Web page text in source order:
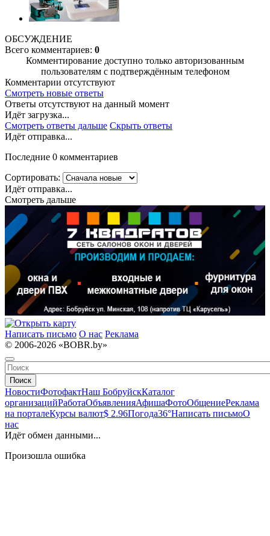
ОБСУЖДЕНИЕ
Всего комментариев: 0
Комментирование доступно только авторизованным
пользователям с подтверждённым телефоном
Комментарии отсутствуют
Смотреть новые ответы
Ответы отсутствуют на данный момент
Идёт загрузка...
Смотреть ответы дальше Скрыть ответы
Идёт отправка...
Последние 0 комментариев
Сортировать:
Идёт отправка...
Смотреть дальше
Написать письмо О нас Реклама
© 2006-2026 «BOBR.by»
Поиск
НовостиФотофактНаш БобруйскКаталог
организацийРаботаОбъявленияАфишаФотоОбщениеРеклама
на порталеКурсы валют$ 2.96Погода36°Написать письмоО
нас
Идёт обмен данными...
Произошла ошибка